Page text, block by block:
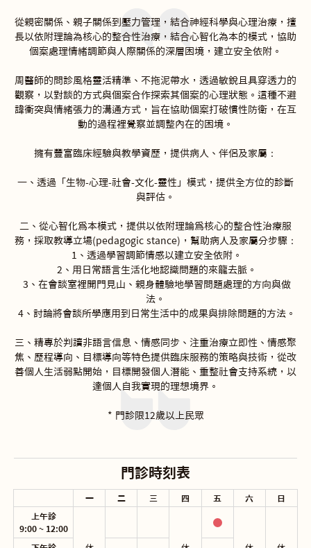
從親密關係、親子關係到壓力管理，結合神經科學與心理治療，擅
長以依附理論為核心的整合性治療，結合心智化為本的模式，協助
個案處理情緒調節與人際關係的深層困境，建立安全依附。
周醫師的問診風格靈活精準、不拖泥帶水，透過敏銳且具穿透力的
觀察，以對談的方式與個案合作探索其個案的心理狀態。這種不避
諱衝突與情緒張力的溝通方式，旨在協助個案打破慣性防衛，在互
動的過程裡覺察並調整內在的困境。
擁有豐富臨床經驗與教學資歷，提供病人、伴侶及家屬：
一、透過「生物-心理-社會-文化-靈性」模式，提供全方位的診斷
與評估。
二、從心智化爲本模式，提供以依附理論爲核心的整合性治療服
務，採取教導立場(pedagogic stance)，幫助病人及家屬分步驟：
法。
三、精專於判讀非語言信息、情感同步、注重治療立即性、情感聚
焦、歷程導向、目標導向等特色提供臨床服務的策略與技術，從改
善個人生活弱點開始，目標開發個人潛能、重整社會支持系統，以
達個人自我實現的理想境界。
* 門診限12歲以上民眾
門診時刻表
一 二 三 四 五 六 日
上午診
9:00 ~ 12:00